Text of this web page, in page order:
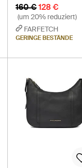
160 €128 €
(um 20% reduziert)
FARFETCH
GERINGE BESTÄNDE